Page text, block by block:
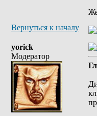
Вернуться к началу
yorick
Модератор